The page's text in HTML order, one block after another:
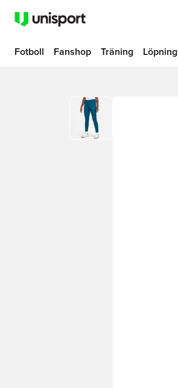
Fotboll Fanshop Träning Löpning